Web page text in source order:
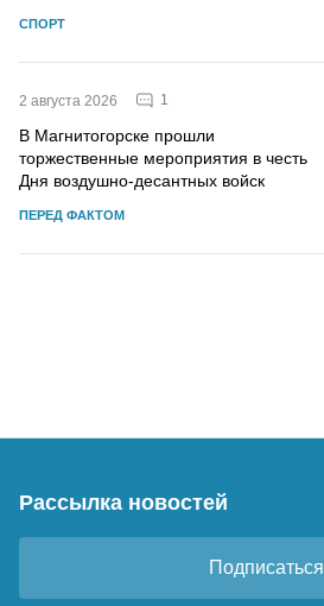
СПОРТ
2 августа 2026 1
В Магнитогорске прошли
торжественные мероприятия в честь
Дня воздушно-десантных войск
ПЕРЕД ФАКТОМ
Рассылка новостей
Подписаться